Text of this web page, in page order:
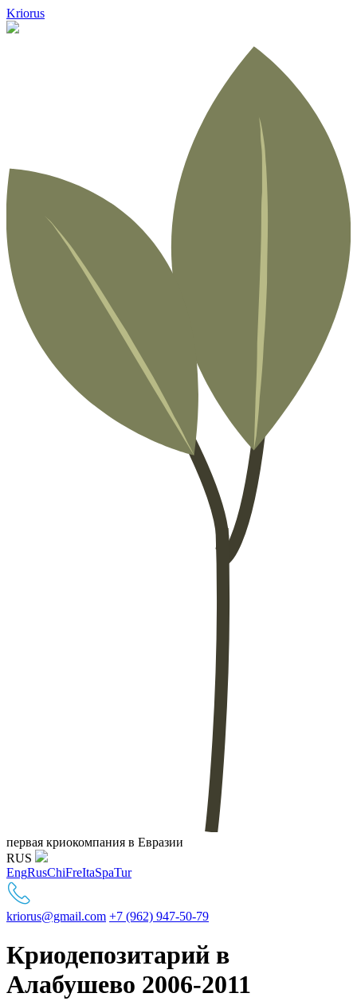
Kriorus
первая криокомпания в Евразии
RUS
EngRusChiFreItaSpaTur
kriorus@gmail.com +7 (962) 947-50-79
Криодепозитарий в
Алабушево 2006-2011